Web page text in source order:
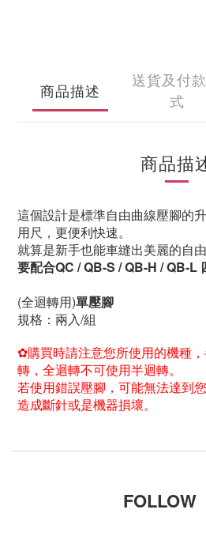
商品描述
送貨及付
式
商品描
這個設計是標準自由曲線壓腳的升
用尺，更便利快速。
就算是新手也能車縫出美麗的自
要配合QC / QB-S / QB-H / QB-L
(全迴轉用)單壓腳
規格：兩入/組
✿購買時請注意您所使用的機種
轉，全迴轉不可使用半迴轉。
若使用錯誤壓腳，可能無法達到
造成斷針或是機器損壞。
FOLLOW